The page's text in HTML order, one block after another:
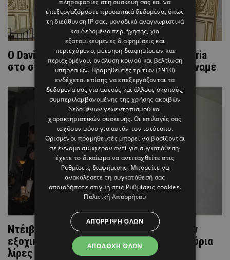
Ο David Beckham φωτογραφίζει τη Victoria
στο σπίτι τους σε πόζες που δεν περιμέναμε
Ντέιβιντ Μπέκαμ: Έκανε ανακαίνιση στην
εξοχική κατοικία – Ξόδεψε 12 εκατομμύρια
λίρες
επεξεργαζόμαστε προσωπικά δεδομένα, όπως
τη διεύθυνση IP σας, μοναδικά αναγνωριστικά
και δεδομένα περιήγησης, για
εξατομικευμένες διαφημίσεις και
περιεχόμενο, μέτρηση διαφημίσεων και
περιεχομένου, ανάλυση κοινού και βελτίωση
υπηρεσιών. Προμηθευτές τρίτων (1910)
ενδέχεται επίσης να επεξεργάζονται τα
δεδομένα σας για αυτούς και άλλους σκοπούς,
συμπεριλαμβανομένης της χρήσης ακριβών
δεδομένων γεωεντοπισμού και
χαρακτηριστικών συσκευής. Οι επιλογές σας
ισχύουν μόνο για αυτόν τον ιστότοπο.
Ορισμένοι προμηθευτές μπορεί να βασίζονται
σε έννομο συμφέρον αντί για συγκατάθεση·
έχετε το δικαίωμα να αντιταχθείτε στις
Ρυθμίσεις διαφήμισης. Μπορείτε να
ανακαλέσετε τη συγκατάθεσή σας
οποιαδήποτε στιγμή στις Ρυθμίσεις cookies.
Πολιτική Απορρήτου
ΑΠΟΔΟΧΉ ΌΛΩΝ
ΑΠΌΡΡΙΨΗ ΌΛΩΝ